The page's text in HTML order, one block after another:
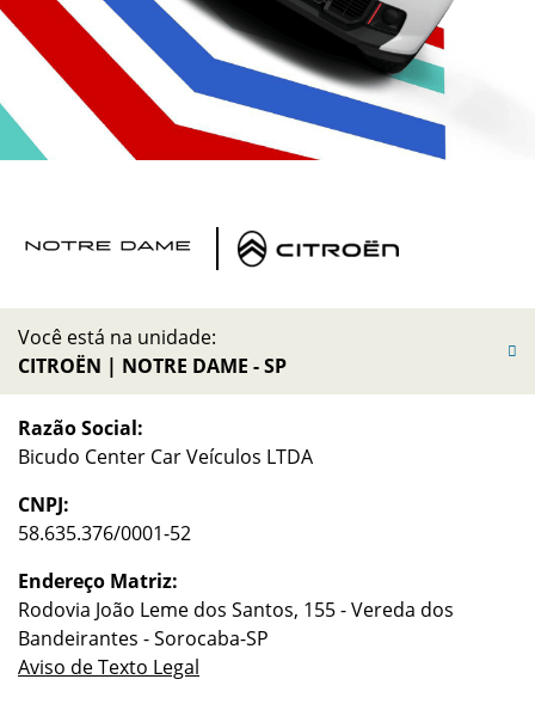
Você está na unidade:
CITROËN | NOTRE DAME - SP
Razão Social:
Bicudo Center Car Veículos LTDA
CNPJ:
58.635.376/0001-52
Endereço Matriz:
Rodovia João Leme dos Santos, 155 - Vereda dos
Bandeirantes - Sorocaba-SP
Aviso de Texto Legal